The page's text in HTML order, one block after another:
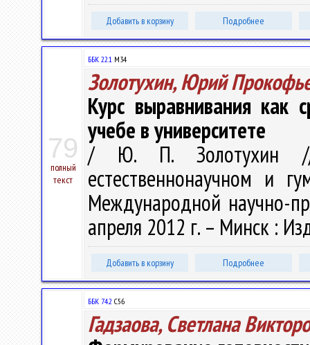
Добавить в корзину Подробнее
79
полный
текст
ББК 22.1 М34
Золотухин, Юрий
Курс выравнивания как
учебе в университете
/ Ю. П. Золотухин //
естественнонаучном и
Международной научно-
апреля 2012 г. – Минск :
Добавить в корзину Подробнее
ББК 74.2 С56
Гадзаова, Светлана